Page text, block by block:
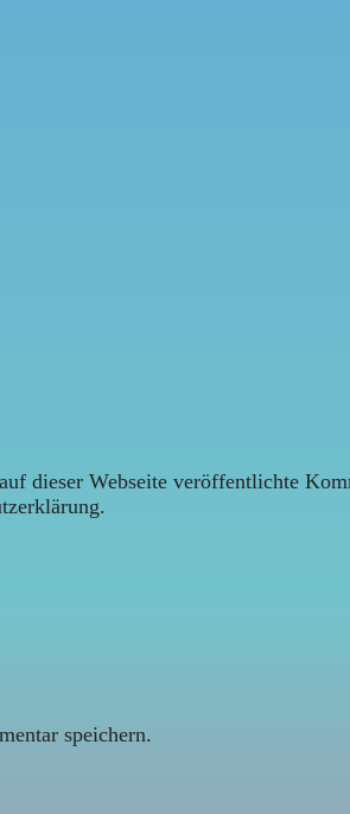
dieser Webseite veröffentlichte
speichern.